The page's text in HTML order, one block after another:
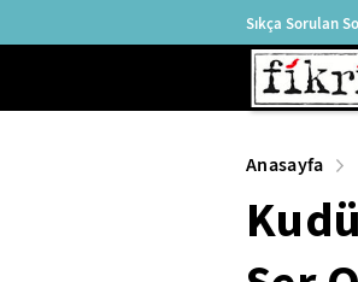
Sıkça Sorulan
Anasayfa